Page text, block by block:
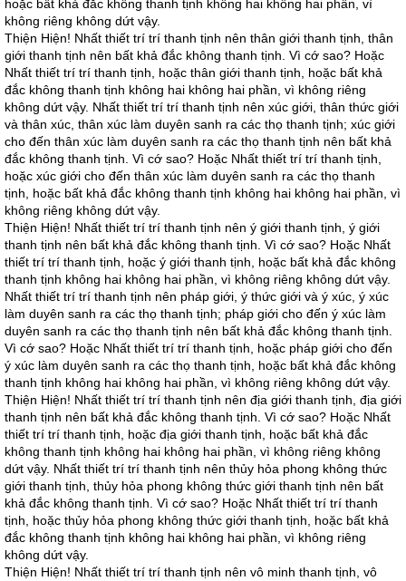
hoặc bất khả đắc không thanh tịnh không hai không hai phần, vì
không riêng không dứt vậy.
Thiện Hiện! Nhất thiết trí trí thanh tịnh nên thân giới thanh tịnh, thân
giới thanh tịnh nên bất khả đắc không thanh tịnh. Vì cớ sao? Hoặc
Nhất thiết trí trí thanh tịnh, hoặc thân giới thanh tịnh, hoặc bất khả
đắc không thanh tịnh không hai không hai phần, vì không riêng
không dứt vậy. Nhất thiết trí trí thanh tịnh nên xúc giới, thân thức giới
và thân xúc, thân xúc làm duyên sanh ra các thọ thanh tịnh; xúc giới
cho đến thân xúc làm duyên sanh ra các thọ thanh tịnh nên bất khả
đắc không thanh tịnh. Vì cớ sao? Hoặc Nhất thiết trí trí thanh tịnh,
hoặc xúc giới cho đến thân xúc làm duyên sanh ra các thọ thanh
tịnh, hoặc bất khả đắc không thanh tịnh không hai không hai phần, vì
không riêng không dứt vậy.
Thiện Hiện! Nhất thiết trí trí thanh tịnh nên ý giới thanh tịnh, ý giới
thanh tịnh nên bất khả đắc không thanh tịnh. Vì cớ sao? Hoặc Nhất
thiết trí trí thanh tịnh, hoặc ý giới thanh tịnh, hoặc bất khả đắc không
thanh tịnh không hai không hai phần, vì không riêng không dứt vậy.
Nhất thiết trí trí thanh tịnh nên pháp giới, ý thức giới và ý xúc, ý xúc
làm duyên sanh ra các thọ thanh tịnh; pháp giới cho đến ý xúc làm
duyên sanh ra các thọ thanh tịnh nên bất khả đắc không thanh tịnh.
Vì cớ sao? Hoặc Nhất thiết trí trí thanh tịnh, hoặc pháp giới cho đến
ý xúc làm duyên sanh ra các thọ thanh tịnh, hoặc bất khả đắc không
thanh tịnh không hai không hai phần, vì không riêng không dứt vậy.
Thiện Hiện! Nhất thiết trí trí thanh tịnh nên địa giới thanh tịnh, địa giới
thanh tịnh nên bất khả đắc không thanh tịnh. Vì cớ sao? Hoặc Nhất
thiết trí trí thanh tịnh, hoặc địa giới thanh tịnh, hoặc bất khả đắc
không thanh tịnh không hai không hai phần, vì không riêng không
dứt vậy. Nhất thiết trí trí thanh tịnh nên thủy hỏa phong không thức
giới thanh tịnh, thủy hỏa phong không thức giới thanh tịnh nên bất
khả đắc không thanh tịnh. Vì cớ sao? Hoặc Nhất thiết trí trí thanh
tịnh, hoặc thủy hỏa phong không thức giới thanh tịnh, hoặc bất khả
đắc không thanh tịnh không hai không hai phần, vì không riêng
không dứt vậy.
Thiện Hiện! Nhất thiết trí trí thanh tịnh nên vô minh thanh tịnh, vô